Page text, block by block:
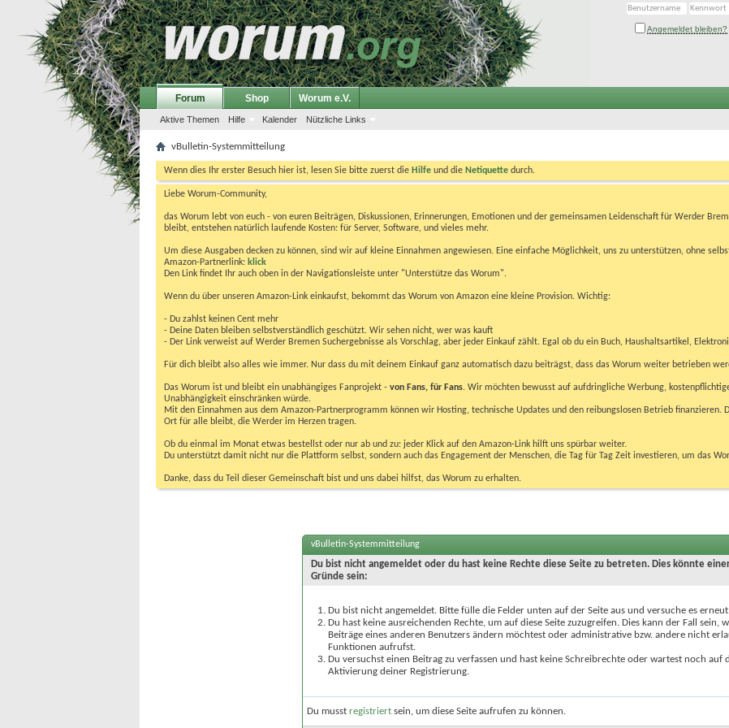
Angemeldet bleiben?
Forum
Aktive Themen Hilfe Kalender Nützliche Links
Shop Worum e.V.
vBulletin-Systemmitteilung
Wenn dies Ihr erster Besuch hier ist, lesen Sie bitte zuerst die Hilfe und die Netiquette durch.
Liebe Worum-Community,
das Worum lebt von euch - von euren Beiträgen, Diskussionen, Erinnerungen, Emotionen und der gemeinsamen Leidenschaft für Werder
bleibt, entstehen natürlich laufende Kosten: für Server, Software, und vieles mehr.
Um diese Ausgaben decken zu können, sind wir auf kleine Einnahmen angewiesen. Eine einfache Möglichkeit, uns zu unterstützen, ohne
Amazon-Partnerlink: klick
Den Link findet Ihr auch oben in der Navigationsleiste unter "Unterstütze das Worum".
Wenn du über unseren Amazon-Link einkaufst, bekommt das Worum von Amazon eine kleine Provision. Wichtig:
- Du zahlst keinen Cent mehr
- Deine Daten bleiben selbstverständlich geschützt. Wir sehen nicht, wer was kauft
- Der Link verweist auf Werder Bremen Suchergebnisse als Vorschlag, aber jeder Einkauf zählt. Egal ob du ein Buch, Haushaltsartikel,
Für dich bleibt also alles wie immer. Nur dass du mit deinem Einkauf ganz automatisch dazu beiträgst, dass das Worum weiter betrieben
Das Worum ist und bleibt ein unabhängiges Fanprojekt - von Fans, für Fans. Wir möchten bewusst auf aufdringliche Werbung,
Unabhängigkeit einschränken würde.
Mit den Einnahmen aus dem Amazon-Partnerprogramm können wir Hosting, technische Updates und den reibungslosen Betrieb finanzieren.
Ort für alle bleibt, die Werder im Herzen tragen.
Ob du einmal im Monat etwas bestellst oder nur ab und zu: jeder Klick auf den Amazon-Link hilft uns spürbar weiter.
Du unterstützt damit nicht nur die Plattform selbst, sondern auch das Engagement der Menschen, die Tag für Tag Zeit investieren, um das
Danke, dass du Teil dieser Gemeinschaft bist und uns dabei hilfst, das Worum zu erhalten.
vBulletin-Systemmitteilung
Du bist nicht angemeldet oder du hast keine Rechte diese Seite zu betreten. Dies könnte
Gründe sein:
Du bist nicht angemeldet. Bitte fülle die Felder unten auf der Seite aus und versuche es
Du hast keine ausreichenden Rechte, um auf diese Seite zuzugreifen. Dies kann der Fall sein,
Beiträge eines anderen Benutzers ändern möchtest oder administrative bzw. andere nicht
Funktionen aufrufst.
Du versuchst einen Beitrag zu verfassen und hast keine Schreibrechte oder wartest noch auf
Aktivierung deiner Registrierung.
Du musst registriert sein, um diese Seite aufrufen zu können.